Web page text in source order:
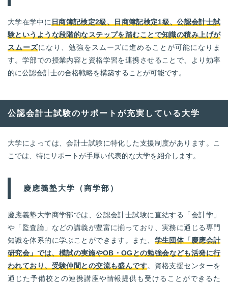
大学在学中に 日商簿記検定2級、日商簿記検定1級、公認会計士試
験というような段階的なステップを踏むことで知識の積み上げが
スムーズになり、勉強をスムーズに進めることが可能になりま
す。学部での授業内容と資格学習を連携させることで、より効率
的に公認会計士の合格戦略を構築することが可能です。
公認会計士試験のサポートが充実している大学
大学によっては、会計士試験に特化した支援制度があります。こ
こでは、特にサポートが手厚い代表的な大学を紹介します。
慶應義塾大学（商学部）
慶應義塾大学商学部では、公認会計士試験に直結する「会計学」
や「監査論」などの講義が豊富に揃っており、実務に通じる専門
知識を体系的に学ぶことができます。また、 学生団体「慶應会計
研究会」では、模試の実施やOB・OGとの勉強会なども活発に行
われており、受験仲間との交流も盛んです。資格支援センターを
通じた予備校との連携講座や情報提供も受けることができるた